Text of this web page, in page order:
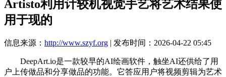
Artisto利用计较机视觉手艺将艺术结果使
用于现的
信息来源： http://www.szyf.org | 发布时间：2026-04-22 05:45
DeepArt.io是一款较早的AI绘画软件，触坐AI还供给了用
户上传做品和分享做品的功能。它答应用户将视频剪辑为艺术